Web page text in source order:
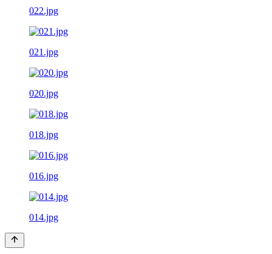
022.jpg
021.jpg
020.jpg
018.jpg
016.jpg
014.jpg